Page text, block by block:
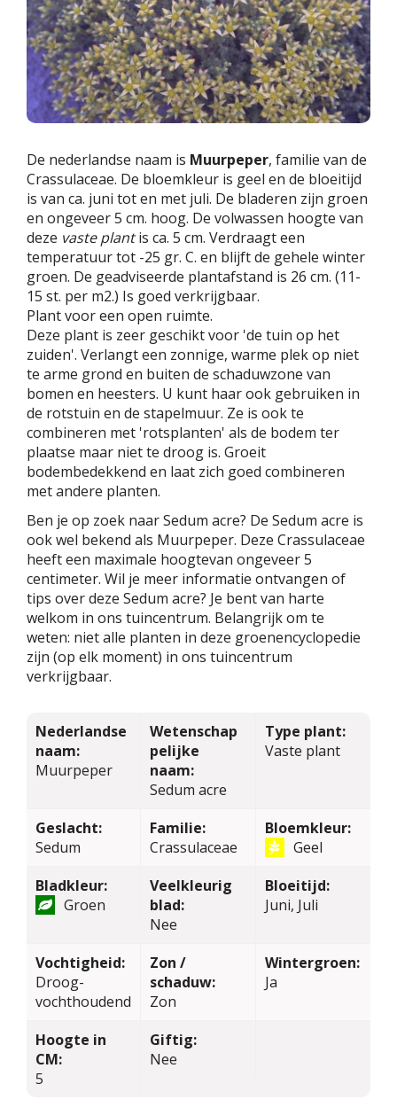
De nederlandse naam is Muurpeper, familie van de
Crassulaceae. De bloemkleur is geel en de bloeitijd
is van ca. juni tot en met juli. De bladeren zijn groen
en ongeveer 5 cm. hoog. De volwassen hoogte van
deze vaste plantis ca. 5 cm. Verdraagt een
temperatuur tot -25 gr. C. en blijft de gehele winter
groen. De geadviseerde plantafstand is 26 cm. (11-
15 st. per m2.) Is goed verkrijgbaar.
Plant voor een open ruimte.
Deze plant is zeer geschikt voor 'de tuin op het
zuiden'. Verlangt een zonnige, warme plek op niet
te arme grond en buiten de schaduwzone van
bomen en heesters. U kunt haar ook gebruiken in
de rotstuin en de stapelmuur. Ze is ook te
combineren met 'rotsplanten' als de bodem ter
plaatse maar niet te droog is. Groeit
bodembedekkend en laat zich goed combineren
met andere planten.
Ben je op zoek naar Sedum acre? De Sedum acre is
ook wel bekend als Muurpeper. Deze Crassulaceae
heeft een maximale hoogtevan ongeveer 5
centimeter. Wil je meer informatie ontvangen of
tips over deze Sedum acre? Je bent van harte
welkom in ons tuincentrum. Belangrijk om te
weten: niet alle planten in deze groenencyclopedie
zijn (op elk moment) in ons tuincentrum
verkrijgbaar.
Nederlandse
naam:
Muurpeper
Wetenschap
pelijke
naam:
Sedum acre
Type plant:
Vaste plant
Geslacht:
Sedum
Familie:
Crassulaceae
Bloemkleur:
Geel
Bladkleur:
Groen
Veelkleurig
blad:
Nee
Bloeitijd:
Juni, Juli
Vochtigheid:
Droog-
vochthoudend
Zon /
schaduw:
Zon
Wintergroen:
Ja
Hoogte in
CM:
5
Giftig:
Nee